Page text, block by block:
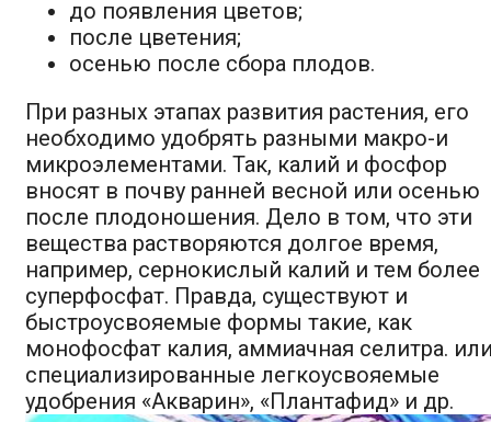
до появления цветов;
после цветения;
осенью после сбора плодов.
При разных этапах развития растения, его
необходимо удобрять разными макро-и
микроэлементами. Так, калий и фосфор
вносят в почву ранней весной или осенью
после плодоношения. Дело в том, что эти
вещества растворяются долгое время,
например, сернокислый калий и тем более
суперфосфат. Правда, существуют и
быстроусвояемые формы такие, как
монофосфат калия, аммиачная селитра.
специализированные легкоусвояемые
удобрения «Акварин», «Плантафид» и др.